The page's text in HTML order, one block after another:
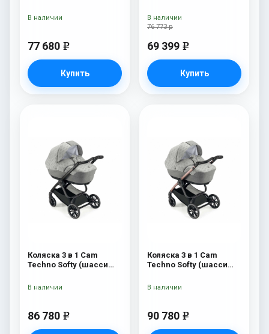
77 680 e
Купить
В наличии
76 773 р
69 399 e
Купить
В наличии
Коляска 3 в 1 Cam
Techno Softy (шасси
86 780 e
В наличии
Коляска 3 в 1 Cam
Techno Softy (шасси
90 780 e
В наличии